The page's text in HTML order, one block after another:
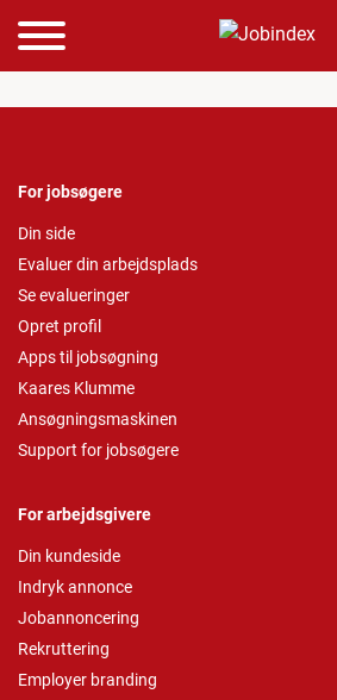
For jobsøgere
Din side
Evaluer din arbejdsplads
Se evalueringer
Opret profil
Apps til jobsøgning
Kaares Klumme
Ansøgningsmaskinen
Support for jobsøgere
For arbejdsgivere
Din kundeside
Indryk annonce
Jobannoncering
Rekruttering
Employer branding